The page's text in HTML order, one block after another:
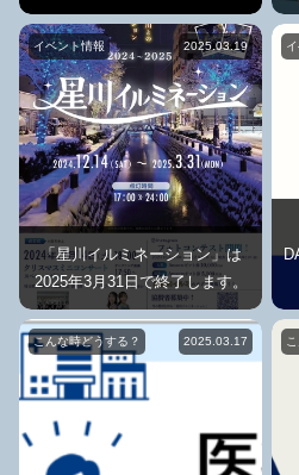
イベント情報 2025.03.19
「星川イルミネーション」は
2025年3月31日で終了します。
こんな時どうする？ 2025.03.17